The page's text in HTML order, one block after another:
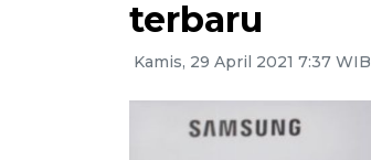
terbaru
Kamis, 29 April 2021 7:37 WIB